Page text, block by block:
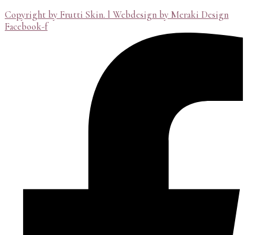
Copyright by Frutti Skin. l Webdesign by Meraki Design
Facebook-f